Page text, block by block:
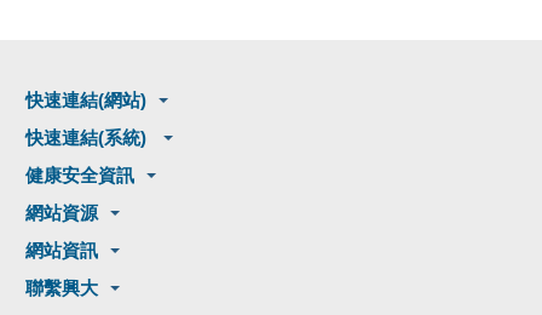
快速連結(網站)
快速連結(系統)
健康安全資訊
網站資源
網站資訊
聯繫興大